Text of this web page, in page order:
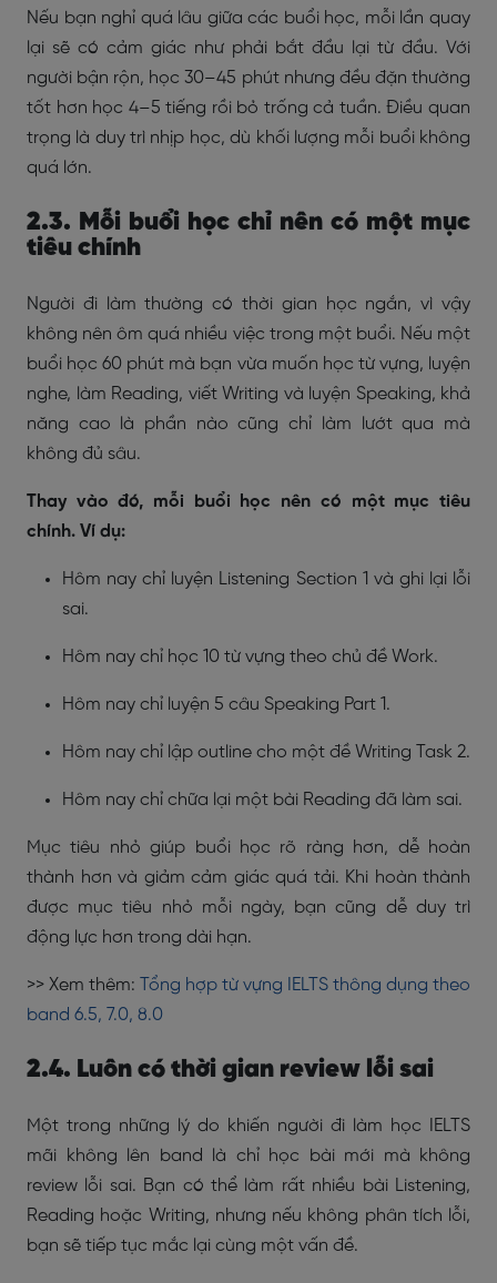
Nếu bạn nghỉ quá lâu giữa các buổi học, mỗi lần quay
lại sẽ có cảm giác như phải bắt đầu lại từ đầu. Với
người bận rộn, học 30–45 phút nhưng đều đặn thường
tốt hơn học 4–5 tiếng rồi bỏ trống cả tuần. Điều quan
trọng là duy trì nhịp học, dù khối lượng mỗi buổi không
quá lớn.
2.3. Mỗi buổi học chỉ nên có một mục
tiêu chính
Người đi làm thường có thời gian học ngắn, vì vậy
không nên ôm quá nhiều việc trong một buổi. Nếu một
buổi học 60 phút mà bạn vừa muốn học từ vựng, luyện
nghe, làm Reading, viết Writing và luyện Speaking, khả
năng cao là phần nào cũng chỉ làm lướt qua mà
không đủ sâu.
Thay vào đó, mỗi buổi học nên có một mục tiêu
chính. Ví dụ:
Hôm nay chỉ luyện Listening Section 1 và ghi lại lỗi
sai.
Hôm nay chỉ học 10 từ vựng theo chủ đề Work.
Hôm nay chỉ luyện 5 câu Speaking Part 1.
Hôm nay chỉ lập outline cho một đề Writing Task 2.
Hôm nay chỉ chữa lại một bài Reading đã làm sai.
Mục tiêu nhỏ giúp buổi học rõ ràng hơn, dễ hoàn
thành hơn và giảm cảm giác quá tải. Khi hoàn thành
được mục tiêu nhỏ mỗi ngày, bạn cũng dễ duy trì
động lực hơn trong dài hạn.
>> Xem thêm:
Tổng hợp từ vựng IELTS thông dụng theo
band 6.5, 7.0, 8.0
2.4. Luôn có thời gian review lỗi sai
Một trong những lý do khiến người đi làm học IELTS
mãi không lên band là chỉ học bài mới mà không
review lỗi sai. Bạn có thể làm rất nhiều bài Listening,
Reading hoặc Writing, nhưng nếu không phân tích lỗi,
bạn sẽ tiếp tục mắc lại cùng một vấn đề.